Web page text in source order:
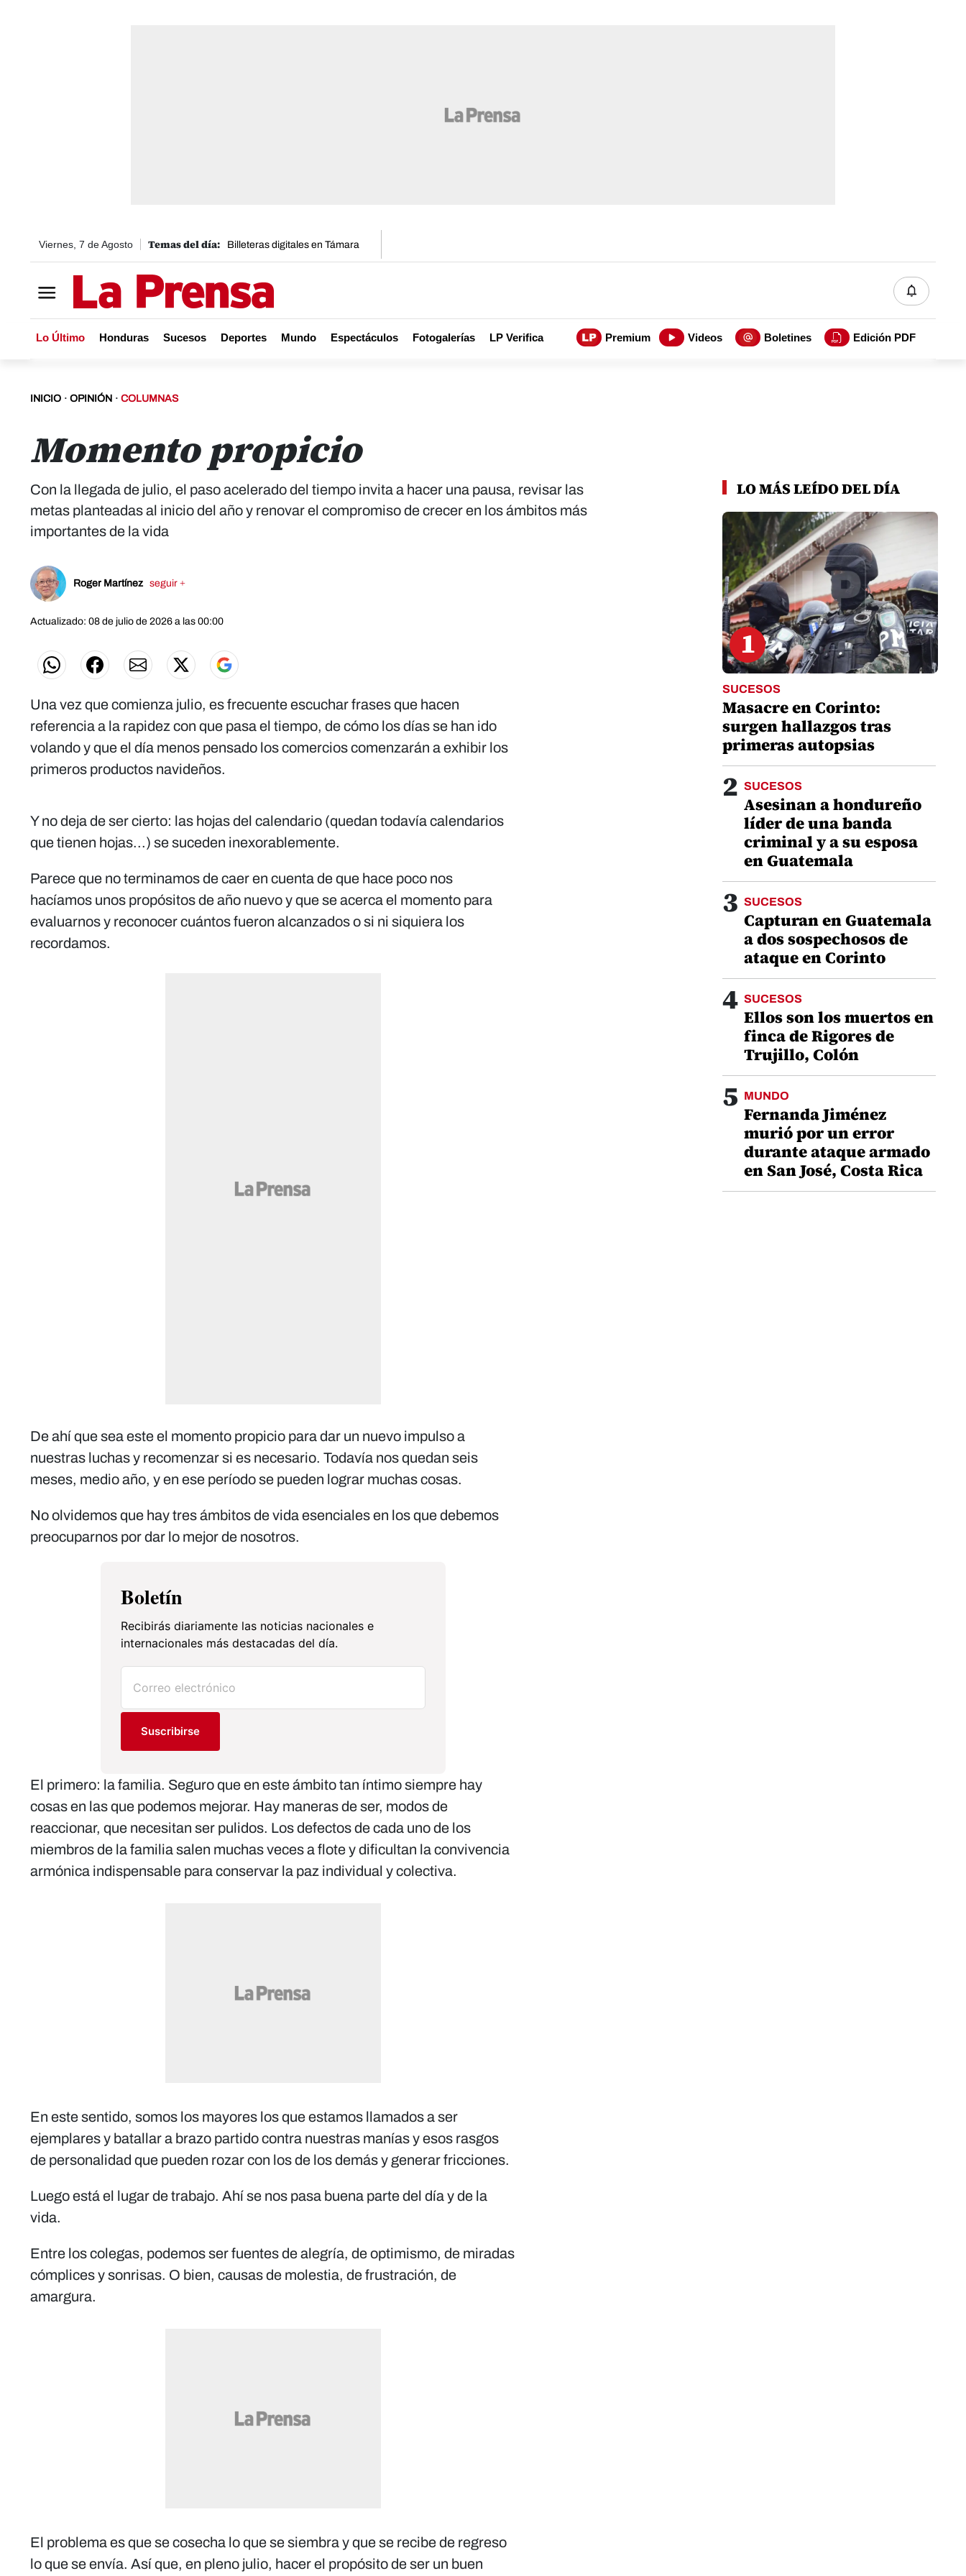
Viernes, 7 de Agosto Billeteras digitales en Támara
Lo Último Honduras Sucesos Deportes Mundo Espectáculos Fotogalerías LP Verifica Premium Videos Boletines Edición PDF
INICIO · OPINIÓN · COLUMNAS
Momento propicio
Con la llegada de julio, el paso acelerado del tiempo invita a hacer una pausa, revisar las
metas planteadas al inicio del año y renovar el compromiso de crecer en los ámbitos más
importantes de la vida
Roger Martínez seguir +
Actualizado: 08 de julio de 2026 a las 00:00
Una vez que comienza julio, es frecuente escuchar frases que hacen
referencia a la rapidez con que pasa el tiempo, de cómo los días se han ido
volando y que el día menos pensado los comercios comenzarán a exhibir los
primeros productos navideños.
Y no deja de ser cierto: las hojas del calendario (quedan todavía calendarios
que tienen hojas...) se suceden inexorablemente.
Parece que no terminamos de caer en cuenta de que hace poco nos
hacíamos unos propósitos de año nuevo y que se acerca el momento para
evaluarnos y reconocer cuántos fueron alcanzados o si ni siquiera los
recordamos.
De ahí que sea este el momento propicio para dar un nuevo impulso a
nuestras luchas y recomenzar si es necesario. Todavía nos quedan seis
meses, medio año, y en ese período se pueden lograr muchas cosas.
No olvidemos que hay tres ámbitos de vida esenciales en los que debemos
preocuparnos por dar lo mejor de nosotros.
Boletín
Recibirás diariamente las noticias nacionales e
internacionales más destacadas del día.
Suscribirse
El primero: la familia. Seguro que en este ámbito tan íntimo siempre hay
cosas en las que podemos mejorar. Hay maneras de ser, modos de
reaccionar, que necesitan ser pulidos. Los defectos de cada uno de los
miembros de la familia salen muchas veces a flote y dificultan la convivencia
armónica indispensable para conservar la paz individual y colectiva.
En este sentido, somos los mayores los que estamos llamados a ser
ejemplares y batallar a brazo partido contra nuestras manías y esos rasgos
de personalidad que pueden rozar con los de los demás y generar fricciones.
Luego está el lugar de trabajo. Ahí se nos pasa buena parte del día y de la
vida.
Entre los colegas, podemos ser fuentes de alegría, de optimismo, de miradas
cómplices y sonrisas. O bien, causas de molestia, de frustración, de
amargura.
El problema es que se cosecha lo que se siembra y que se recibe de regreso
lo que se envía. Así que, en pleno julio, hacer el propósito de ser un buen
LO MÁS LEÍDO DEL DÍA
1
SUCESOS
Masacre en Corinto:
surgen hallazgos tras
primeras autopsias
2 SUCESOS
Asesinan a hondureño
líder de una banda
criminal y a su esposa
en Guatemala
3 SUCESOS
Capturan en Guatemala
a dos sospechosos de
ataque en Corinto
4 SUCESOS
Ellos son los muertos en
finca de Rigores de
Trujillo, Colón
5 MUNDO
Fernanda Jiménez
murió por un error
durante ataque armado
en San José, Costa Rica